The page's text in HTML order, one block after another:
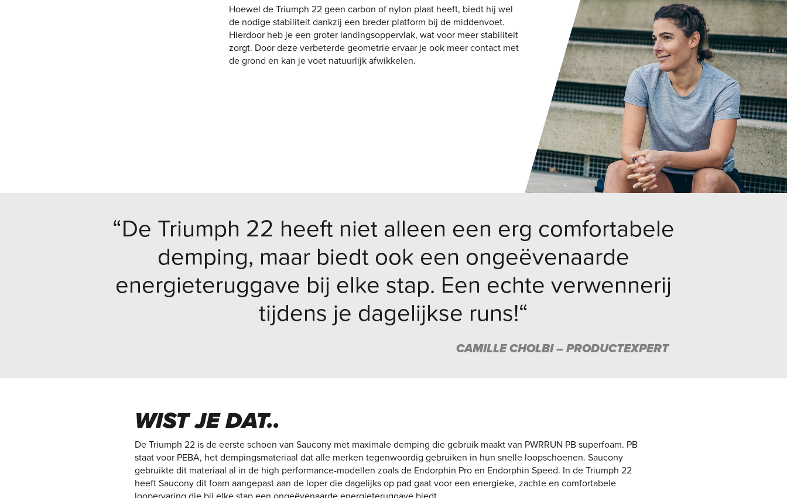
Hoewel de Triumph 22 geen carbon of nylon plaat heeft, biedt hij wel
de nodige stabiliteit dankzij een breder platform bij de middenvoet.
Hierdoor heb je een groter landingsoppervlak, wat voor meer stabiliteit
zorgt. Door deze verbeterde geometrie ervaar je ook meer contact met
de grond en kan je voet natuurlijk afwikkelen.
“De Triumph 22 heeft niet alleen een erg comfortabele
demping, maar biedt ook een ongeëvenaarde
energieteruggave bij elke stap. Een echte verwennerij
tijdens je dagelijkse runs!“
CAMILLE CHOLBI – PRODUCTEXPERT
WIST JE DAT..
De Triumph 22 is de eerste schoen van Saucony met maximale demping die gebruik maakt van PWRRUN PB superfoam. PB
staat voor PEBA, het dempingsmateriaal dat alle merken tegenwoordig gebruiken in hun snelle loopschoenen. Saucony
gebruikte dit materiaal al in de high performance-modellen zoals de Endorphin Pro en Endorphin Speed. In de Triumph 22
heeft Saucony dit foam aangepast aan de loper die dagelijks op pad gaat voor een energieke, zachte en comfortabele